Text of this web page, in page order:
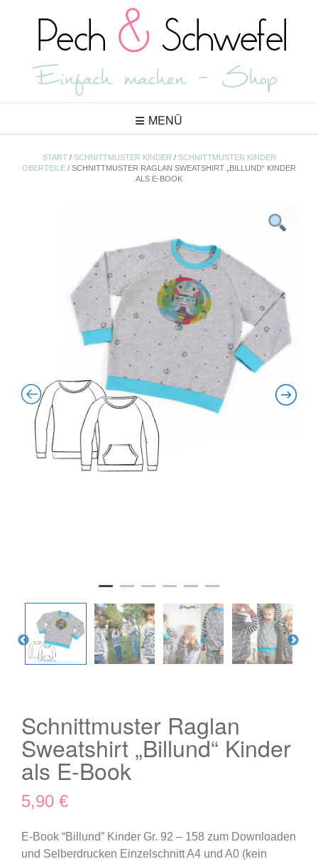
MENÜ
START/ SCHNITTMUSTER KINDER / SCHNITTMUSTER KINDER
OBERTEILE / SCHNITTMUSTER RAGLAN SWEATSHIRT „BILLUND“ KINDER
ALS E-BOOK
Schnittmuster Raglan
Sweatshirt „Billund“ Kinder
als E-Book
5,90 €
E-Book “Billund” Kinder Gr. 92 – 158 zum Downloaden
und Selberdrucken Einzelschnitt A4 und A0 (kein